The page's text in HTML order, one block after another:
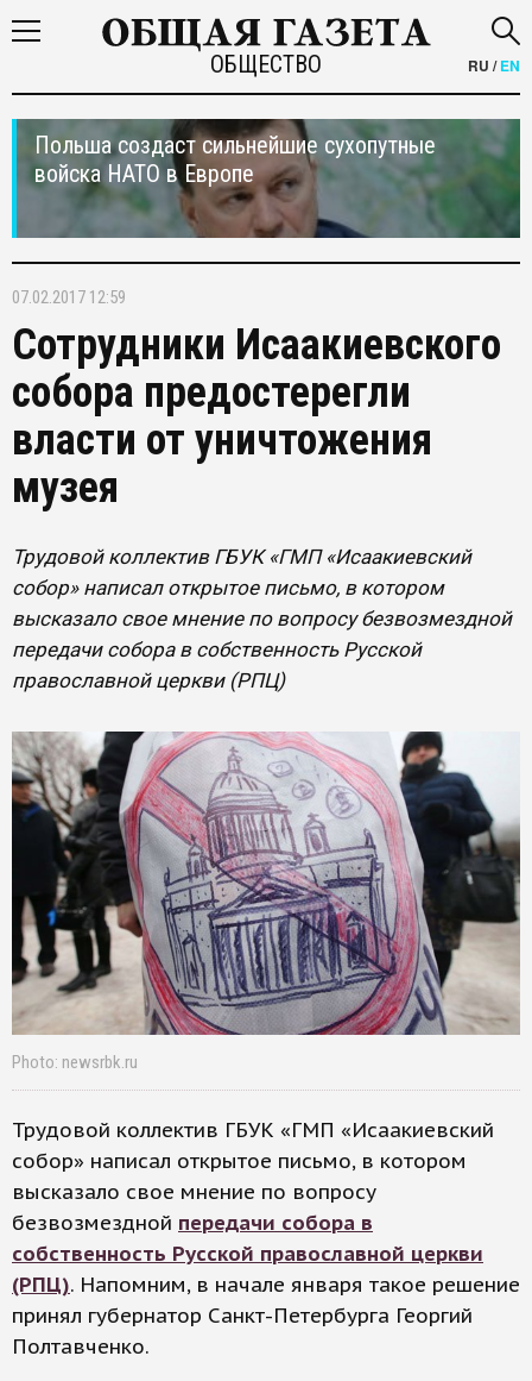
ОБЩЕСТВО RU /EN
Польша создаст сильнейшие сухопутные
войска НАТО в Европе
07.02.2017 12:59
Сотрудники Исаакиевского
собора предостерегли
власти от уничтожения
музея
Трудовой коллектив ГБУК «ГМП «Исаакиевский
собор» написал открытое письмо, в котором
высказало свое мнение по вопросу безвозмездной
передачи собора в собственность Русской
православной церкви (РПЦ)
Photo: newsrbk.ru
Трудовой коллектив ГБУК «ГМП «Исаакиевский
собор» написал открытое письмо, в котором
высказало свое мнение по вопросу
безвозмездной передачи собора в
собственность Русской православной церкви
(РПЦ). Напомним, в начале января такое решение
принял губернатор Санкт-Петербурга Георгий
Полтавченко.